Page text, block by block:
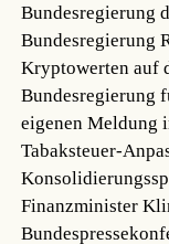
Bundesregierung
Bundesregierung
Kryptowerten auf
Bundesregierung
eigenen Meldung
Tabaksteuer-
Finanzminister